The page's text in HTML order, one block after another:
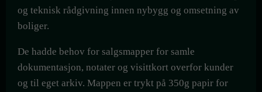
og teknisk rådgivning innen nybygg og omsetning av
boliger.
De hadde behov for salgsmapper for samle
dokumentasjon, notater og visittkort overfor kunder
og til eget arkiv. Mappen er trykt på 350g papir for